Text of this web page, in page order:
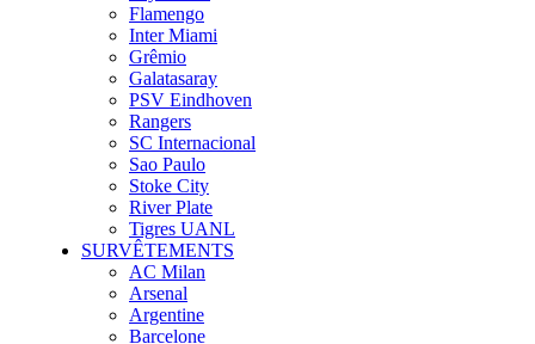
Flamengo
Inter Miami
Grêmio
Galatasaray
PSV Eindhoven
Rangers
SC Internacional
Sao Paulo
Stoke City
River Plate
Tigres UANL
SURVÊTEMENTS
AC Milan
Arsenal
Argentine
Barcelone